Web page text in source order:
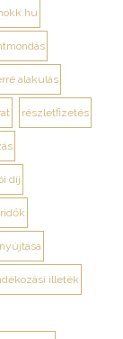
alakulás
részletfizetés
díj
illeték